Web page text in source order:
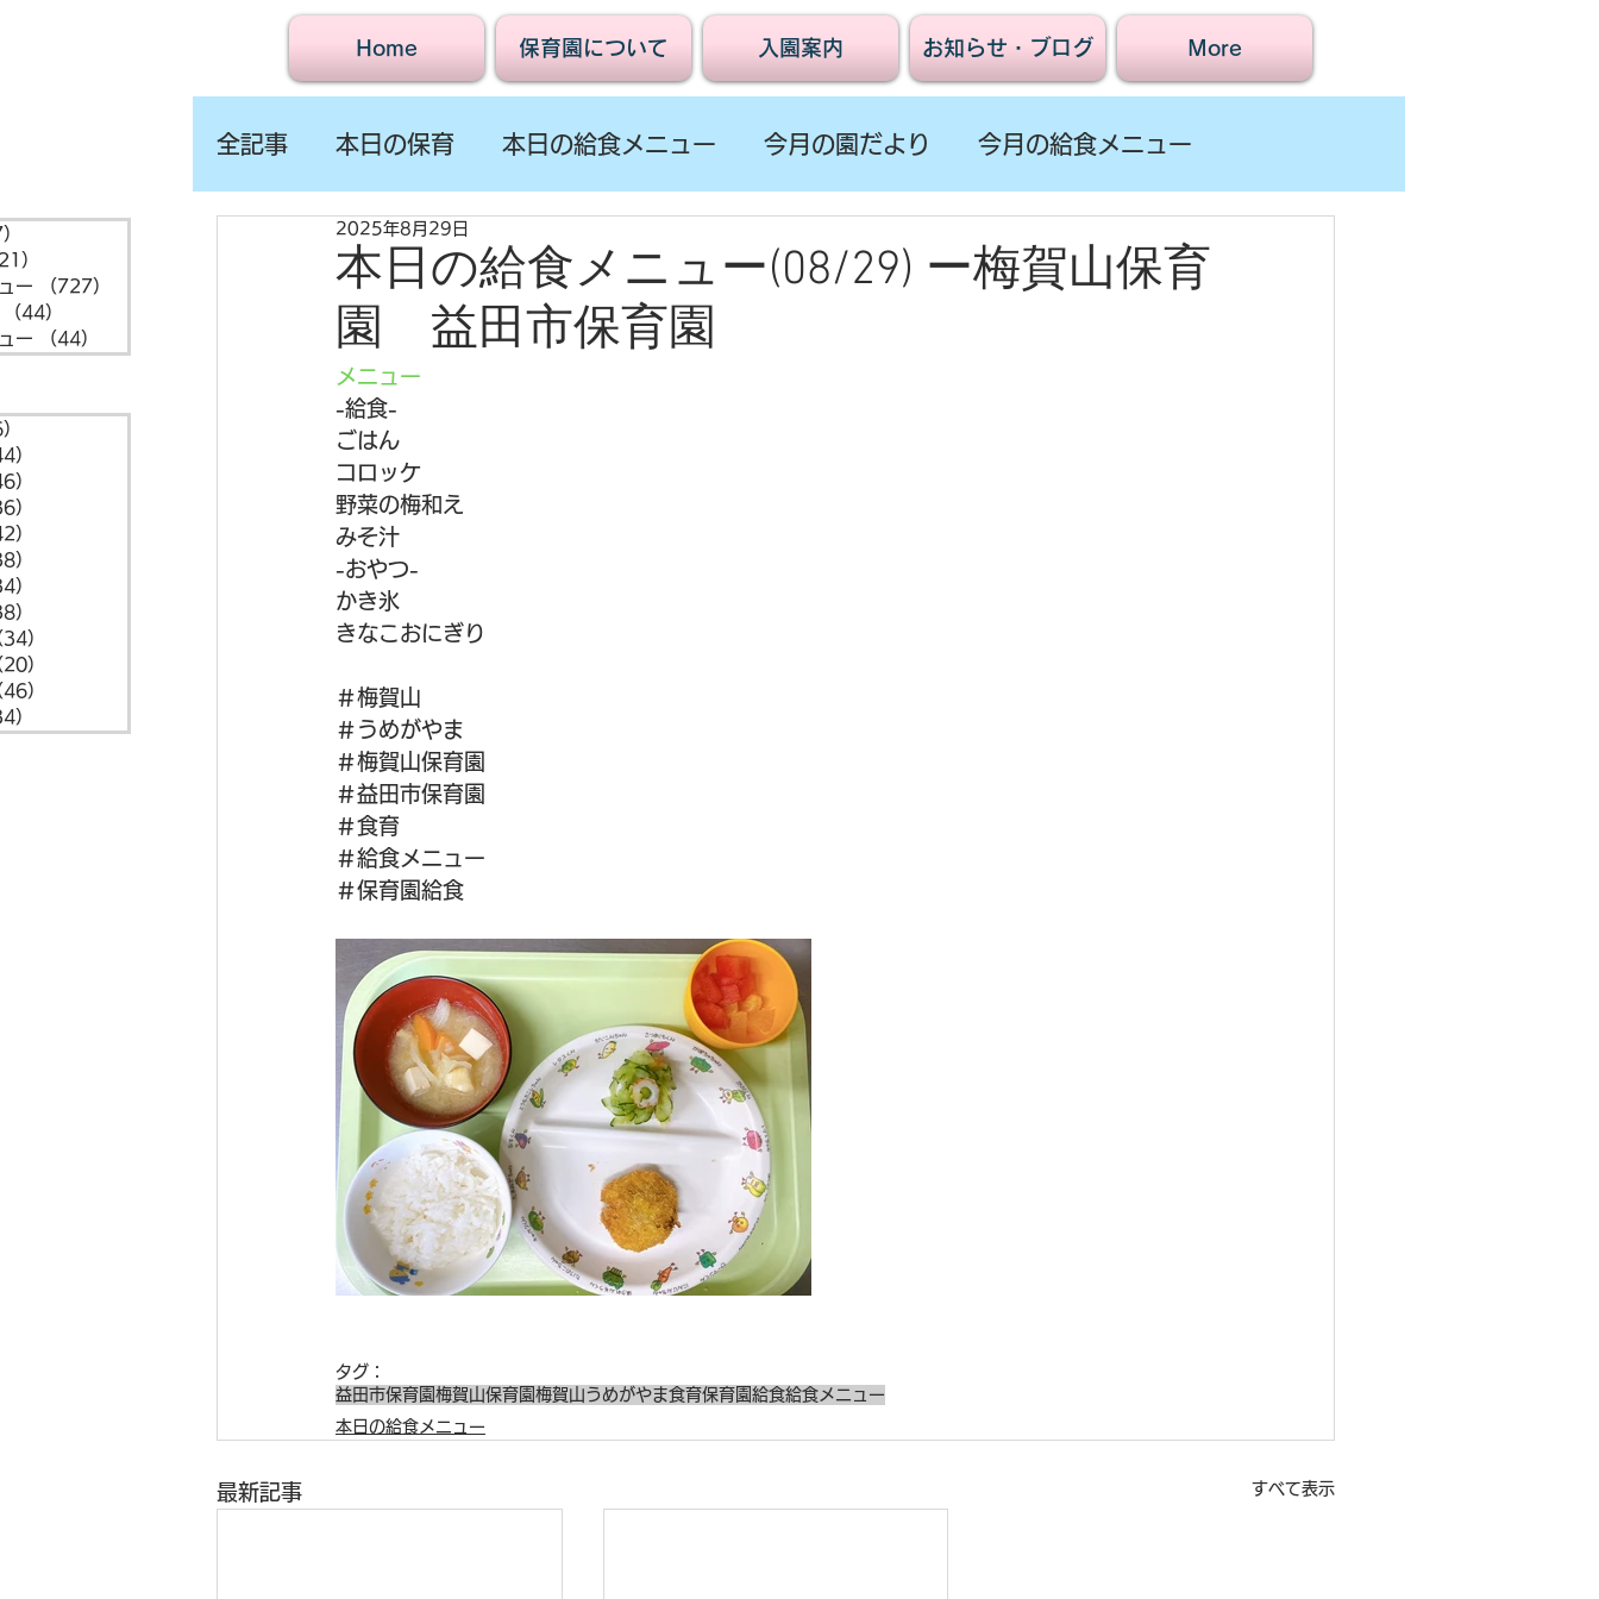
Home 保育園について 入園案内 お知らせ・ブログ More
）
ー
（727）
（44）
ー
（44）
）
）
）
）
）
）
）
）
）
）
）
全記事 本日の保育 本日の給食メニュー 今月の園だより 今月の給食メニュー
本日の給食メニュー(08/29) ー梅賀山保育
園 益田市保育園
2025年8月29日
メニュー
-給食-
ごはん
コロッケ
野菜の梅和え
みそ汁
-おやつ-
かき氷
きなこおにぎり
＃梅賀山
＃うめがやま
＃梅賀山保育園
＃益田市保育園
＃食育
＃給食メニュー
＃保育園給食
タグ：
益田市保育園 梅賀山保育園 梅賀山うめがやま食育保育園給食給食メニュー
本日の給食メニュー
最新記事 すべて表示